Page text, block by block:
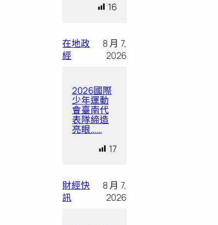
16
在地政
經
8 月 7,
2026
2026國際
少年運動
會臺南代
表隊締造
亮眼……
17
財經快
訊
8 月 7,
2026